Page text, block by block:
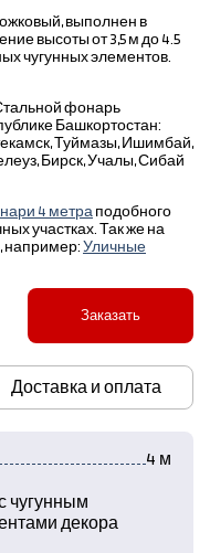
выполнен в
высоты от 3,5 м до 4.5
чугунных элементов.
фонарь
Башкортостан:
Туймазы, Ишимбай,
Бирск, Учалы, Сибай
4 метра подобного
участках. Так же на
например:Уличные
Заказать
Доставка и оплата
4 м
чугунным
декора